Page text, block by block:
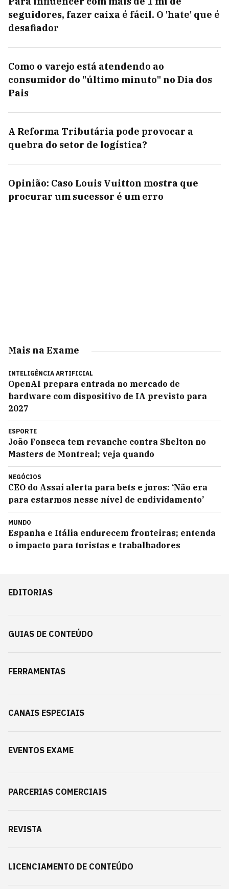
seguidores, fazer caixa é fácil. O 'hate' que é
desafiador
Como o varejo está atendendo ao
consumidor do "último minuto" no Dia dos
Pais
A Reforma Tributária pode provocar a
quebra do setor de logística?
Opinião: Caso Louis Vuitton mostra que
procurar um sucessor é um erro
Mais na Exame
INTELIGÊNCIA ARTIFICIAL
OpenAI prepara entrada no mercado de
hardware com dispositivo de IA previsto para
2027
ESPORTE
João Fonseca tem revanche contra Shelton no
Masters de Montreal; veja quando
NEGÓCIOS
CEO do Assaí alerta para bets e juros: ‘Não era
para estarmos nesse nível de endividamento’
MUNDO
Espanha e Itália endurecem fronteiras; entenda
o impacto para turistas e trabalhadores
EDITORIAS
GUIAS DE CONTEÚDO
FERRAMENTAS
CANAIS ESPECIAIS
EVENTOS EXAME
PARCERIAS COMERCIAIS
REVISTA
LICENCIAMENTO DE CONTEÚDO